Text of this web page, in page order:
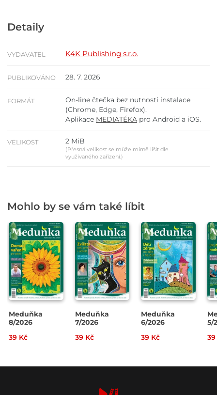
Detaily
VYDAVATEL K4K Publishing s.r.o.
PUBLIKOVÁNO 28. 7. 2026
FORMÁT
On-line čtečka bez nutnosti instalace
(Chrome, Edge, Firefox).
Aplikace MEDIATÉKA pro Android a iOS.
VELIKOST 2 MiB
(Přesná velikost se může mírně lišit dle
využívaného zařízení.)
Mohlo by se vám také líbit
Meduňka
8/2026
39 Kč
Meduňka
7/2026
39 Kč
Meduňka
6/2026
39 Kč
5/
39